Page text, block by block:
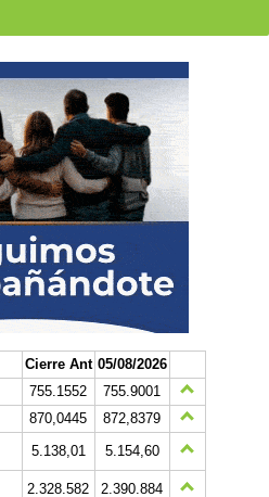
Cierre Ant 05/08/2026
755.1552
755.9001
870,0445
872,8379
5.138,01
5.154,60
2.328.582
2.390.884